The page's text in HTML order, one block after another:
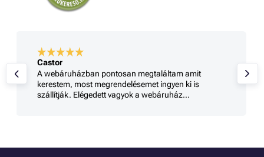
Castor
A webáruházban pontosan megtaláltam amit
kerestem, most megrendelésemet ingyen ki is
szállítják. Elégedett vagyok a webáruház